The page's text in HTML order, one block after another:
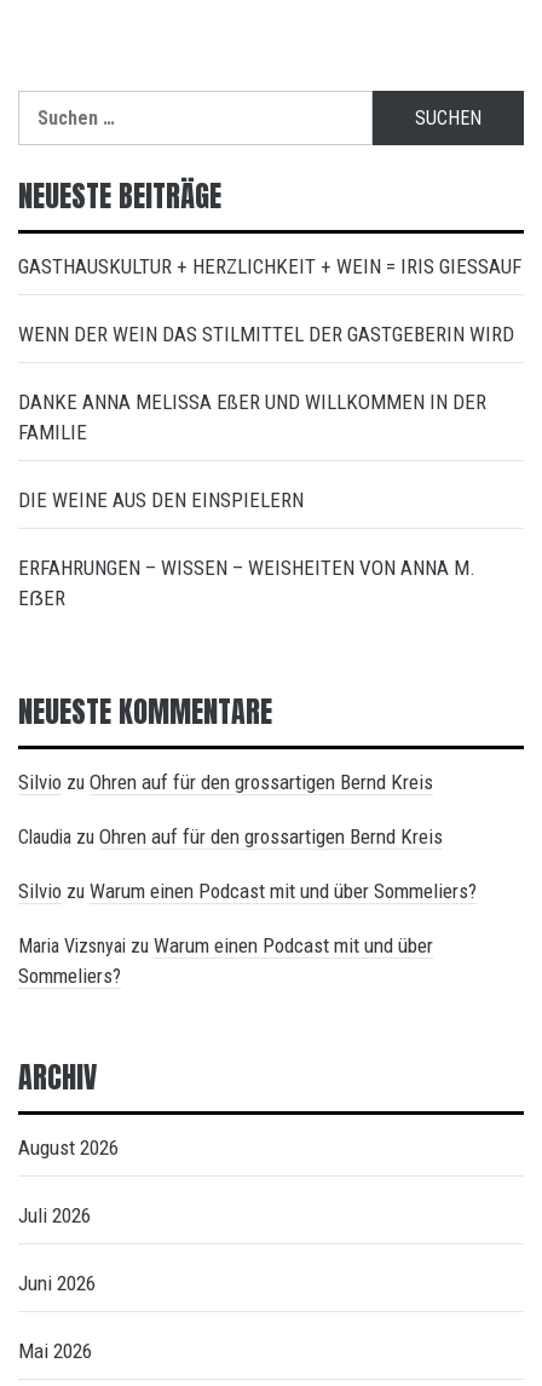
nach:
NEUESTE BEITRÄGE
GASTHAUSKULTUR + HERZLICHKEIT + WEIN = IRIS GIESSAUF
WENN DER WEIN DAS STILMITTEL DER GASTGEBERIN WIRD
DANKE ANNA MELISSA EßER UND WILLKOMMEN IN DER
FAMILIE
DIE WEINE AUS DEN EINSPIELERN
ERFAHRUNGEN – WISSEN – WEISHEITEN VON ANNA M.
EẞER
NEUESTE KOMMENTARE
Silvio zu Ohren auf für den grossartigen Bernd Kreis
Claudia zu Ohren auf für den grossartigen Bernd Kreis
Silvio zu Warum einen Podcast mit und über Sommeliers?
Maria Vizsnyai zu Warum einen Podcast mit und über
Sommeliers?
ARCHIV
August 2026
Juli 2026
Juni 2026
Mai 2026